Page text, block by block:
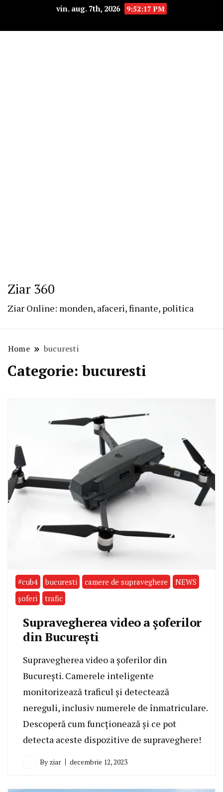
vin. aug. 7th, 2026 9:52:19 PM
Ziar 360
Ziar Online: monden, afaceri, finante, politica
Home bucuresti
Categorie:bucuresti
#cub4 bucuresti camere de supraveghere
NEWS
șoferi
trafic
Supravegherea video a șoferilor
din București
Supravegherea video a șoferilor din
București. Camerele inteligente
monitorizează traficul și detectează
nereguli, inclusiv numerele de înmatriculare.
Descoperă cum funcționează și ce pot
detecta aceste dispozitive de supraveghere!
By ziar decembrie 12, 2023